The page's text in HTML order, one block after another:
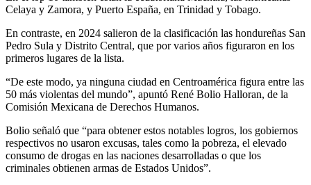
Celaya y Zamora, y Puerto España, en Trinidad y Tobago.
En contraste, en 2024 salieron de la clasificación las hondureñas San
Pedro Sula y Distrito Central, que por varios años figuraron en los
primeros lugares de la lista.
“De este modo, ya ninguna ciudad en Centroamérica figura entre las
50 más violentas del mundo”, apuntó René Bolio Halloran, de la
Comisión Mexicana de Derechos Humanos.
Bolio señaló que “para obtener estos notables logros, los gobiernos
respectivos no usaron excusas, tales como la pobreza, el elevado
consumo de drogas en las naciones desarrolladas o que los
criminales obtienen armas de Estados Unidos”.